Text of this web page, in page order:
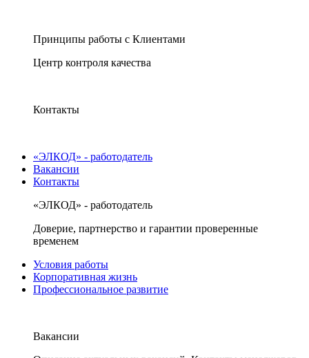
Принципы работы с Клиентами
Центр контроля качества
Контакты
«ЭЛКОД» - работодатель
Вакансии
Контакты
«ЭЛКОД» - работодатель
Доверие, партнерство и гарантии проверенные
временем
Условия работы
Корпоративная жизнь
Профессиональное развитие
Вакансии